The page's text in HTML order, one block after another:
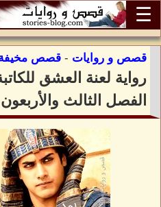
☰
قصص و روايات - قصص
رواية لعنة العشق
الفصل الثالث والأربعون